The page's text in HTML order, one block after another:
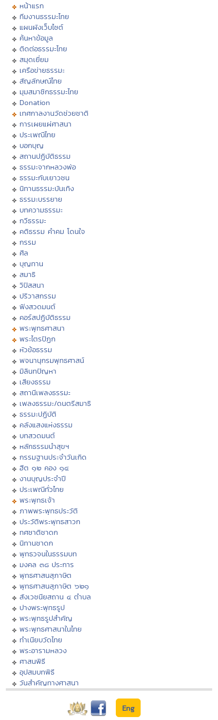
หน้าแรก
ทีมงานธรรมะไทย
แผนผังเว็บไซต์
ค้นหาข้อมูล
ติดต่อธรรมะไทย
สมุดเยี่ยม
เครือข่ายธรรมะ
สัญลักษณ์ไทย
มุมสมาชิกธรรมะไทย
Donation
เทศกาลงานวัดช่วยชาติ
การเผยแผ่ศาสนา
ประเพณีไทย
บอกบุญ
สถานปฏิบัติธรรม
ธรรมะจากหลวงพ่อ
ธรรมะกับเยาวชน
นิทานธรรมะบันเทิง
ธรรมะบรรยาย
บทความธรรมะ
กวีธรรมะ
คติธรรม คำคม โดนใจ
กรรม
ศีล
บุญทาน
สมาธิ
วิปัสสนา
ปริวาสกรรม
ฟังสวดมนต์
คอร์สปฏิบัติธรรม
พระพุทธศาสนา
พระไตรปิฏก
หัวข้อธรรม
พจนานุกรมพุทธศาสน์
มิลินทปัญหา
เสียงธรรม
สถานีเพลงธรรมะ
เพลงธรรมะ/ดนตรีสมาธิ
ธรรมะปฏิบัติ
คลังแสงแห่งธรรม
บทสวดมนต์
หลักธรรมนำสุขฯ
กรรมฐานประจำวันเกิด
ฮีต ๑๒ คอง ๑๔
งานบุญประจำปี
ประเพณีทั่วไทย
พระพุทธเจ้า
ภาพพระพุทธประวัติ
ประวัติพระพุทธสาวก
ทศชาติชาดก
นิทานชาดก
พุทธวจนในธรรมบท
มงคล ๓๘ ประการ
พุทธศาสนสุภาษิต
พุทธศาสนสุภาษิต ๖๒๑
สังเวชนียสถาน ๔ ตำบล
ปางพระพุทธรูป
พระพุทธรูปสำคัญ
พระพุทธศาสนาในไทย
ทำเนียบวัดไทย
พระอารามหลวง
ศาสนพิธี
อุปสมบทพิธี
วันสำคัญทางศาสนา
Eng